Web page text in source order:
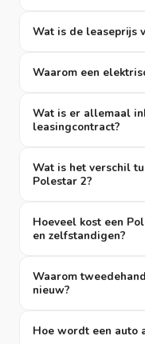
Wat is de leaseprijs
Waarom een
Wat is er allemaal
leasingcontract?
Wat is het verschil
Polestar 2?
Hoeveel kost een
en zelfstandigen?
Waarom
nieuw?
Hoe wordt een auto